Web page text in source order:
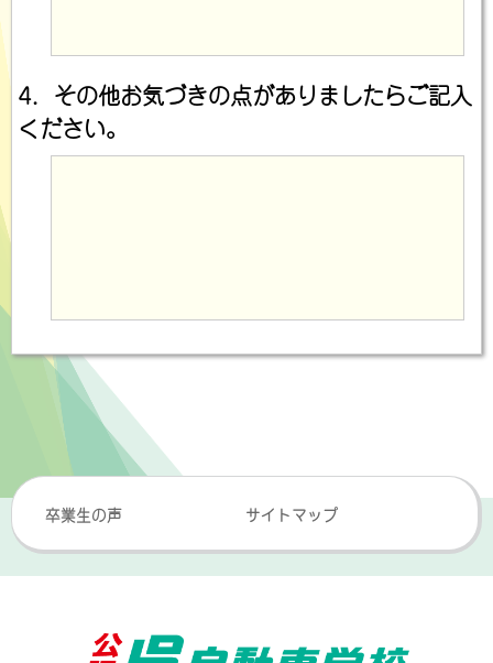
4．その他お気づきの点がありましたらご記入
ください。
卒業生の声 サイトマップ